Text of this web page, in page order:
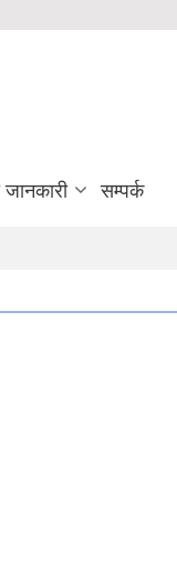
सम्पर्क